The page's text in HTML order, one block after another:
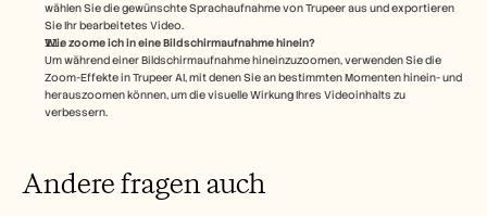
wählen Sie die gewünschte Sprachaufnahme von Trupeer aus und exportieren
Sie Ihr bearbeitetes Video.
Wie zoome ich in eine Bildschirmaufnahme hinein?
Um während einer Bildschirmaufnahme hineinzuzoomen, verwenden Sie die
Zoom-Effekte in Trupeer AI, mit denen Sie an bestimmten Momenten hinein- und
herauszoomen können, um die visuelle Wirkung Ihres Videoinhalts zu
verbessern.
Andere fragen auch